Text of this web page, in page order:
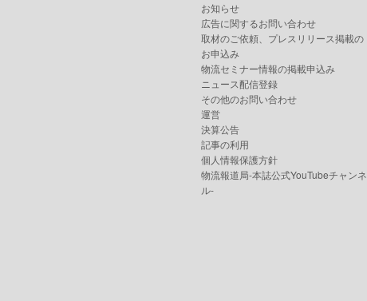
お知らせ
広告に関するお問い合わせ
取材のご依頼、プレスリリース掲載の
お申込み
物流セミナー情報の掲載申込み
ニュース配信登録
その他のお問い合わせ
運営
決算公告
記事の利用
個人情報保護方針
物流報道局-本誌公式YouTubeチャンネ
ル-